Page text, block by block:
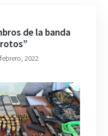
de la banda
2022